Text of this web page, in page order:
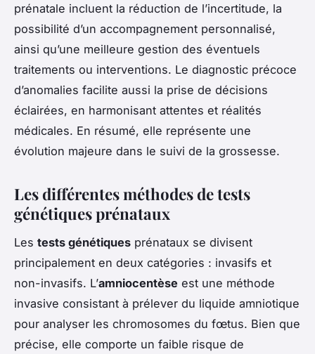
prénatale incluent la réduction de l’incertitude, la
possibilité d’un accompagnement personnalisé,
ainsi qu’une meilleure gestion des éventuels
traitements ou interventions. Le diagnostic précoce
d’anomalies facilite aussi la prise de décisions
éclairées, en harmonisant attentes et réalités
médicales. En résumé, elle représente une
évolution majeure dans le suivi de la grossesse.
Les différentes méthodes de tests
génétiques prénataux
Les tests génétiques prénataux se divisent
principalement en deux catégories : invasifs et
non-invasifs. L’amniocentèse est une méthode
invasive consistant à prélever du liquide amniotique
pour analyser les chromosomes du fœtus. Bien que
précise, elle comporte un faible risque de